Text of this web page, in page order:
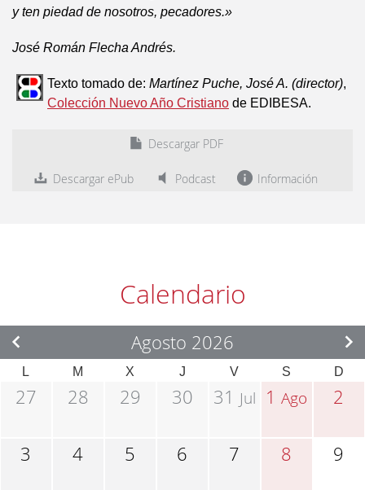
y ten piedad de nosotros, pecadores.»
José Román Flecha Andrés.
Texto tomado de: Martínez Puche, José A. (director),
Colección Nuevo Año Cristiano de EDIBESA.
Descargar PDF
Descargar ePub Podcast Información
Calendario
Agosto 2026
L M X J V S D
27 28 29 30 31 Jul 1Ago 2
3 4 5 6 7 8 9